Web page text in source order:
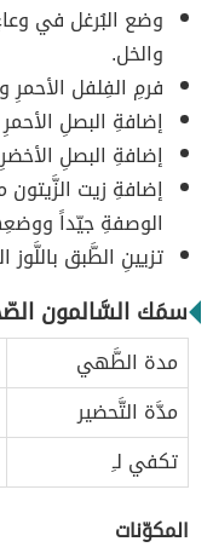
وضع البُرغل في
والخل.
فرمِ الفِلفل
إضافةِ البصلِ
إضافةِ البصلِ
إضافةِ زيت
الوصفةِ جيّداً
تزيينِ الطَّبق
سمَك السَّالمون
مدة الطَّهي
مدَّة التَّحضير
تكفي لـِ
المكوّنات